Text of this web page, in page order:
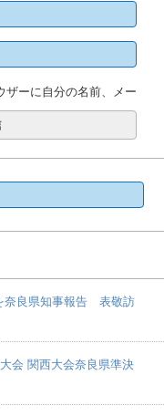
ザーに自分の名前、メー
奈良県知事報告 表敬訪
会 関西大会奈良県準決